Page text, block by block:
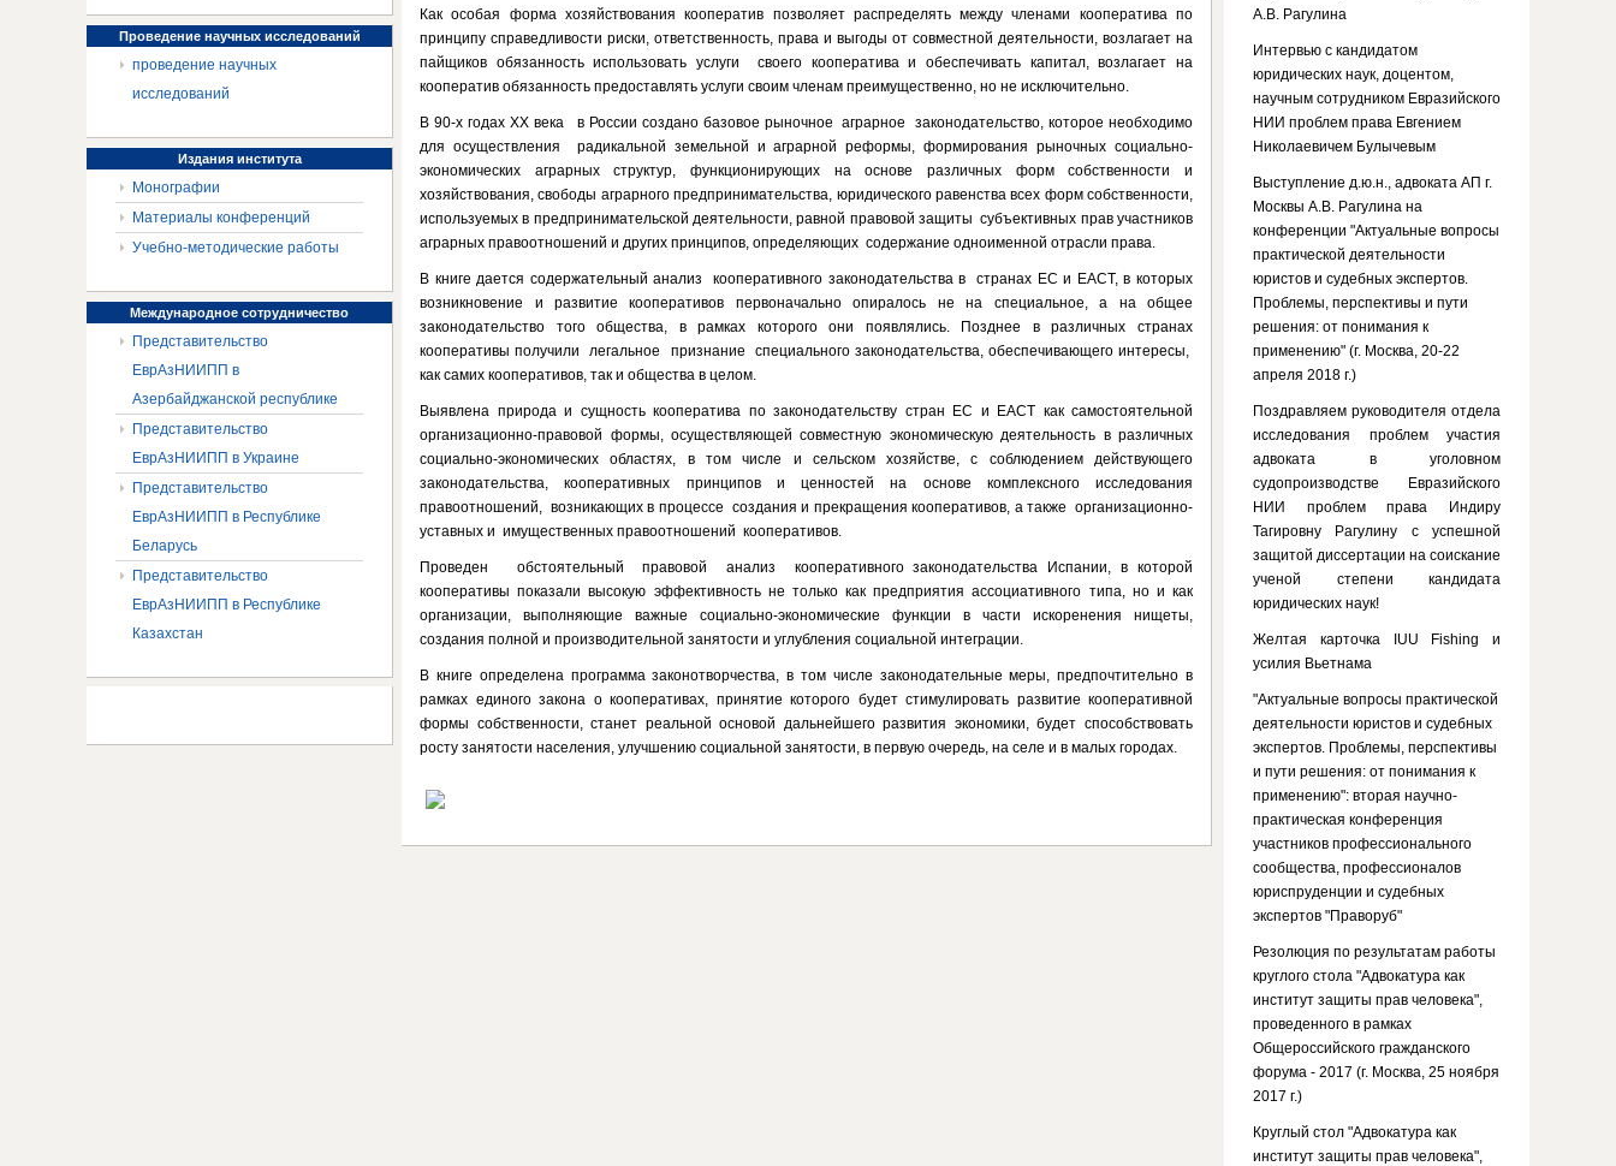
Как особая форма хозяйствования кооператив позволяет распределять между членами кооператива по
принципу справедливости риски, ответственность, права и выгоды от совместной деятельности, возлагает на
пайщиков обязанность использовать услуги своего кооператива и обеспечивать капитал, возлагает на
кооператив обязанность предоставлять услуги своим членам преимущественно, но не исключительно.
В 90-х годах ХХ века в России создано базовое рыночное аграрное законодательство, которое необходимо
для осуществления радикальной земельной и аграрной реформы, формирования рыночных социально-
экономических аграрных структур, функционирующих на основе различных форм собственности и
хозяйствования, свободы аграрного предпринимательства, юридического равенства всех форм собственности,
используемых в предпринимательской деятельности, равной правовой защиты субъективных прав участников
аграрных правоотношений и других принципов, определяющих содержание одноименной отрасли права.
В книге дается содержательный анализ кооперативного законодательства в странах ЕС и ЕАСТ, в которых
возникновение и развитие кооперативов первоначально опиралось не на специальное, а на общее
законодательство того общества, в рамках которого они появлялись. Позднее в различных странах
кооперативы получили легальное признание специального законодательства, обеспечивающего интересы,
как самих кооперативов, так и общества в целом.
Выявлена природа и сущность кооператива по законодательству стран ЕС и ЕАСТ как самостоятельной
организационно-правовой формы, осуществляющей совместную экономическую деятельность в различных
социально-экономических областях, в том числе и сельском хозяйстве, с соблюдением действующего
законодательства, кооперативных принципов и ценностей на основе комплексного исследования
правоотношений, возникающих в процессе создания и прекращения кооперативов, а также организационно-
уставных и имущественных правоотношений кооперативов.
Проведен обстоятельный правовой анализ кооперативного законодательства Испании, в которой
кооперативы показали высокую эффективность не только как предприятия ассоциативного типа, но и как
организации, выполняющие важные социально-экономические функции в части искоренения нищеты,
создания полной и производительной занятости и углубления социальной интеграции.
В книге определена программа законотворчества, в том числе законодательные меры, предпочтительно в
рамках единого закона о кооперативах, принятие которого будет стимулировать развитие кооперативной
формы собственности, станет реальной основой дальнейшего развития экономики, будет способствовать
росту занятости населения, улучшению социальной занятости, в первую очередь, на селе и в малых городах.
Проведениенаучных исследований
проведение научных
исследований
Изданияинститута
Монографии
Материалы конференций
Учебно-методические работы
Международное сотрудничество
Представительство
ЕврАзНИИПП в
Азербайджанской республике
Представительство
ЕврАзНИИПП в Украине
Представительство
ЕврАзНИИПП в Республике
Беларусь
Представительство
ЕврАзНИИПП в Республике
Казахстан
А.В. Рагулина
Интервью с кандидатом
юридических наук, доцентом,
научным сотрудником Евразийского
НИИ проблем права Евгением
Николаевичем Булычевым
Выступление д.ю.н., адвоката АП г.
Москвы А.В. Рагулина на
конференции "Актуальные вопросы
практической деятельности
юристов и судебных экспертов.
Проблемы, перспективы и пути
решения: от понимания к
применению" (г. Москва, 20-22
апреля 2018 г.)
Поздравляем руководителя отдела
исследования проблем участия
адвоката в уголовном
судопроизводстве Евразийского
НИИ проблем права Индиру
Тагировну Рагулину с успешной
защитой диссертации на соискание
ученой степени кандидата
юридических наук!
Желтая карточка IUU Fishing и
усилия Вьетнама
"Актуальные вопросы практической
деятельности юристов и судебных
экспертов. Проблемы, перспективы
и пути решения: от понимания к
применению": вторая научно-
практическая конференция
участников профессионального
сообщества, профессионалов
юриспруденции и судебных
экспертов "Праворуб"
Резолюция по результатам работы
круглого стола "Адвокатура как
институт защиты прав человека",
проведенного в рамках
Общероссийского гражданского
форума - 2017 (г. Москва, 25 ноября
2017 г.)
Круглый стол "Адвокатура как
институт защиты прав человека",